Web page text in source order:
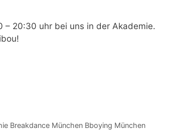
– 20:30 uhrbei uns in der Akademie.
Breakdance München Bboying München